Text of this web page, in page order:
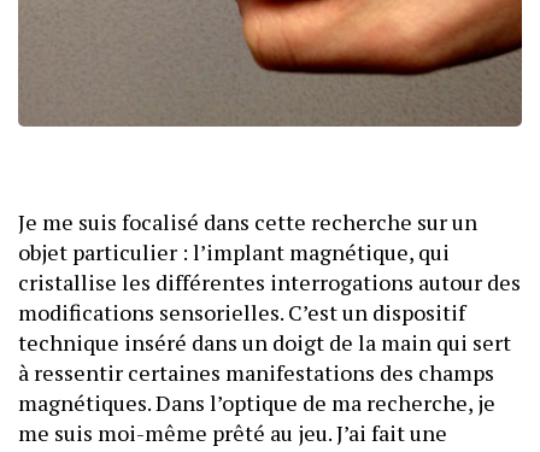
Je me suis focalisé dans cette recherche sur un
objet particulier : l’implant magnétique, qui
cristallise les différentes interrogations autour des
modifications sensorielles. C’est un dispositif
technique inséré dans un doigt de la main qui sert
à ressentir certaines manifestations des champs
magnétiques. Dans l’optique de ma recherche, je
me suis moi-même prêté au jeu. J’ai fait une